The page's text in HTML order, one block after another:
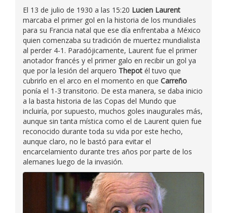
El 13 de julio de 1930 a las 15:20 Lucien Laurent
marcaba el primer gol en la historia de los mundiales
para su Francia natal que ese día enfrentaba a México
quien comenzaba su tradición de muertez mundialista
al perder 4-1. Paradójicamente, Laurent fue el primer
anotador francés y el primer galo en recibir un gol ya
que por la lesión del arquero Thepot él tuvo que
cubrirlo en el arco en el momento en que Carreño
ponía el 1-3 transitorio. De esta manera, se daba inicio
a la basta historia de las Copas del Mundo que
incluiría, por supuesto, muchos goles inaugurales más,
aunque sin tanta mística como el de Laurent quien fue
reconocido durante toda su vida por este hecho,
aunque claro, no le bastó para evitar el
encarcelamiento durante tres años por parte de los
alemanes luego de la invasión.